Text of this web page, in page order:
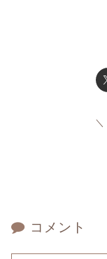
コメント